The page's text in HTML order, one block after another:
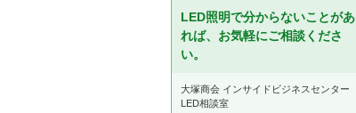
LED照明で分からないことがあ
れば、お気軽にご相談くださ
い。
大塚商会 インサイドビジネスセンター
LED相談室